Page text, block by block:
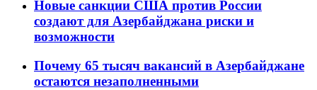
Новые санкции США против России
создают для Азербайджана риски и
возможности
Почему 65 тысяч вакансий в Азербайджане
остаются незаполненными